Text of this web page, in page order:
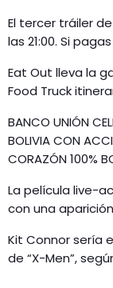
El tercer tráiler
las 21:00. Si pagas
Eat Out lleva la
Food Truck
BANCO UNIÓN
BOLIVIA CON
CORAZÓN 100%
La película live-
con una
Kit Connor sería
de “X-Men”,